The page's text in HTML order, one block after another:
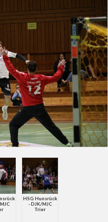
HSG Hunsrück
- DJK/MJC
Trier